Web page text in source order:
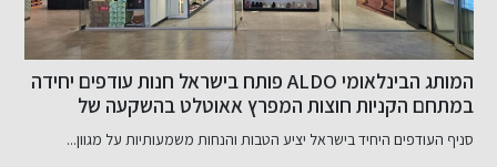
המותג הבינלאומי ALDO פותח בישראל חנות עודפים יחידה
במתחם הקניות חוצות המפרץ אאוטלט בהשקעה של
כ-800 אלף שקל
סניף העודפים היחיד בישראל יציע הטבות והנחות משמעותיות על מגוון...